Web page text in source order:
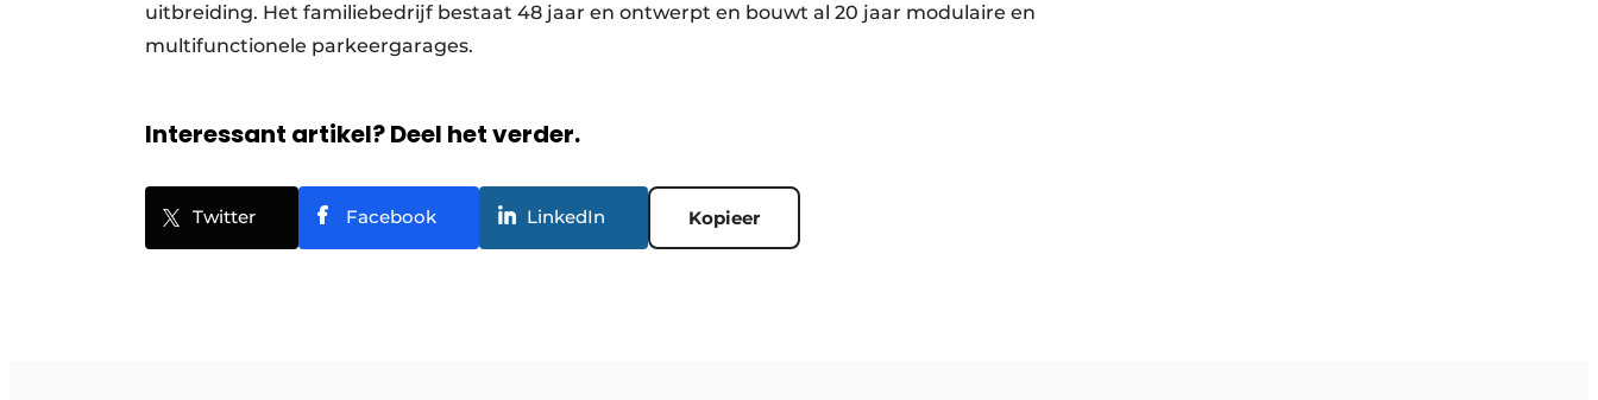
uitbreiding. Het familiebedrijf bestaat 48 jaar en ontwerpt en bouwt al 20 jaar modulaire en
multifunctionele parkeergarages.
Interessant artikel? Deel het verder.
Twitter Facebook LinkedIn Kopieer